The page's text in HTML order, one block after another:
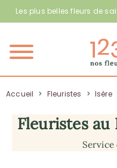
Les plus belles fleurs de
Menu
Accueil > Fleuristes > Isère
Fleuristes